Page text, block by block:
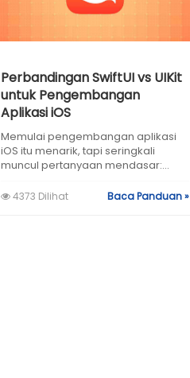
Perbandingan SwiftUI vs UIKit
untuk Pengembangan
Aplikasi iOS
Memulai pengembangan aplikasi
iOS itu menarik, tapi seringkali
muncul pertanyaan mendasar:...
4373 Dilihat Baca Panduan »